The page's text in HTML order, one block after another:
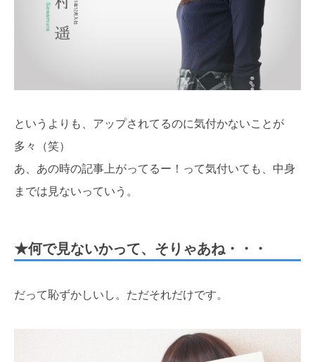
というよりも、アップされてるのに気付かないことが
多々（笑）
あ、あの時の記事上がってるー！って気付いても、中身
までは見ないっていう。
★何で見ないかって、そりゃあね・・・
だって恥ずかしいし。ただそれだけです。